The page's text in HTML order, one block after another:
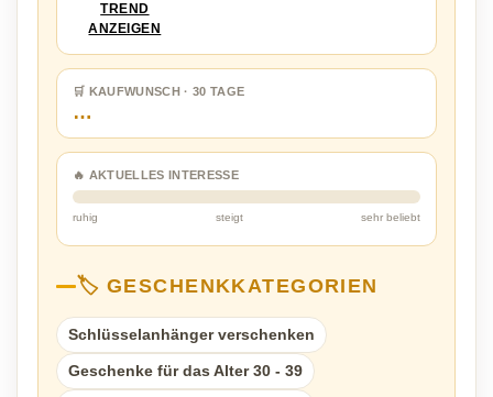
TREND
ANZEIGEN
🛒 KAUFWUNSCH · 30 TAGE
…
🔥 AKTUELLES INTERESSE
ruhig steigt sehr beliebt
🏷️ GESCHENKKATEGORIEN
Schlüsselanhänger verschenken
Geschenke für das Alter 30 - 39